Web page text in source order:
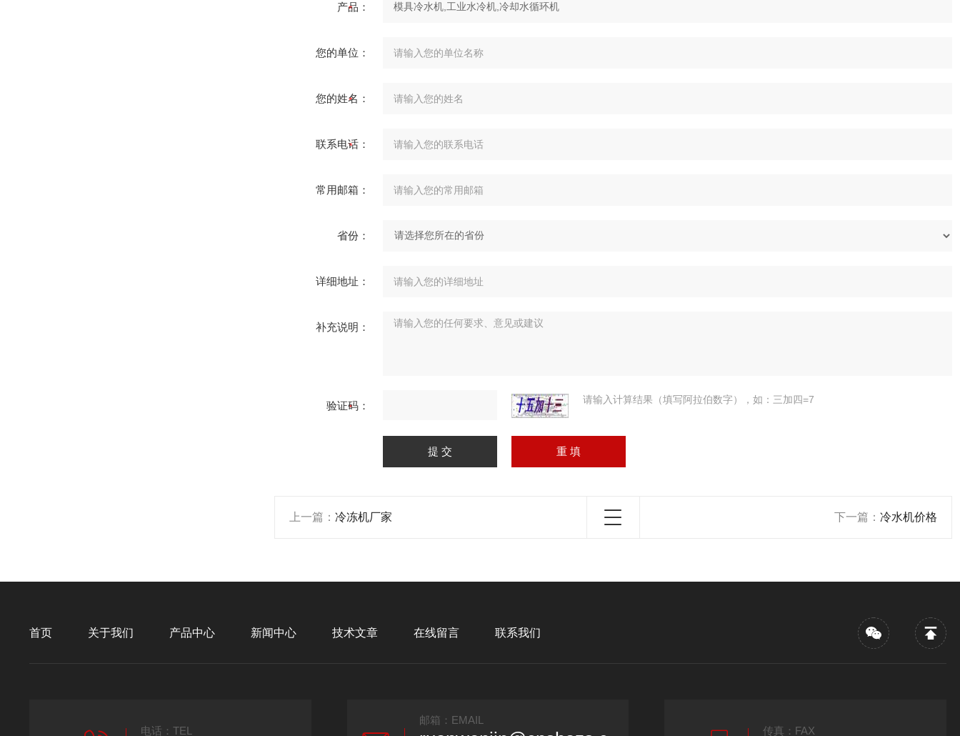
产品：
您的单位：
您的姓名：
联系电话：
常用邮箱：
省份：
详细地址：
补充说明：
验证码： 请输入计算结果（填写阿拉伯数字），如：三加四=7
上一篇： 冷冻机厂家 下一篇： 冷水机价格
首页 关于我们 产品中心 新闻中心 技术文章 在线留言 联系我们
电话：TEL
邮箱：EMAIL
传真：FAX